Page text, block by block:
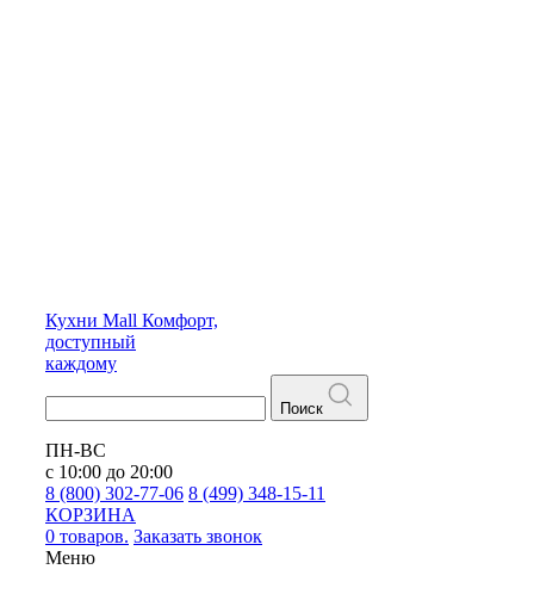
Кухни Mall Комфорт,
доступный
каждому
Поиск
ПН-ВС
с 10:00 до 20:00
8 (800) 302-77-06 8 (499) 348-15-11
КОРЗИНА
0 товаров. Заказать звонок
Меню